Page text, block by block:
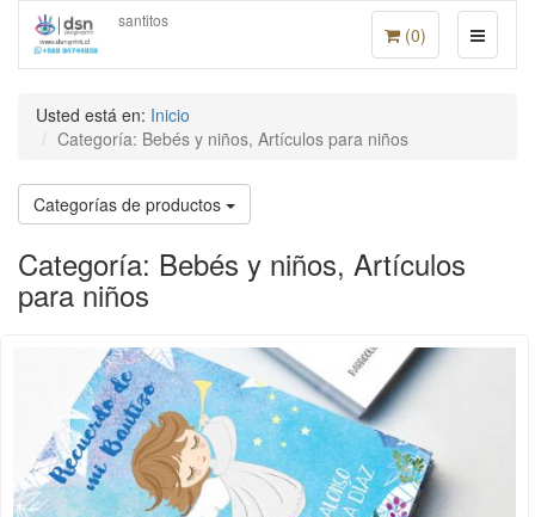
(0)
santitos
Usted está en: Inicio
Categoría: Bebés y niños, Artículos para niños
Categorías de productos
Categoría: Bebés y niños, Artículos
para niños